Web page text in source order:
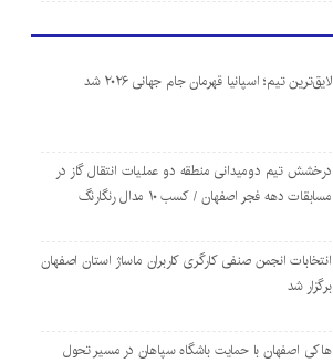
لایق‌ترین تیم؛ اسپانیا قهرمان جام جهانی ۲۰۲۶ شد
درخشش تیم دومیدانی منطقه دو عملیات انتقال گاز در
مسابقات دهه فجر اصفهان / کسب ۱۰ مدال رنگارنگ
انتخابات انجمن صنفی کارگری کاربران ماساژ استان اصفهان
برگزار شد
هاکی اصفهان با حمایت باشگاه سپاهان در مسیر تحول